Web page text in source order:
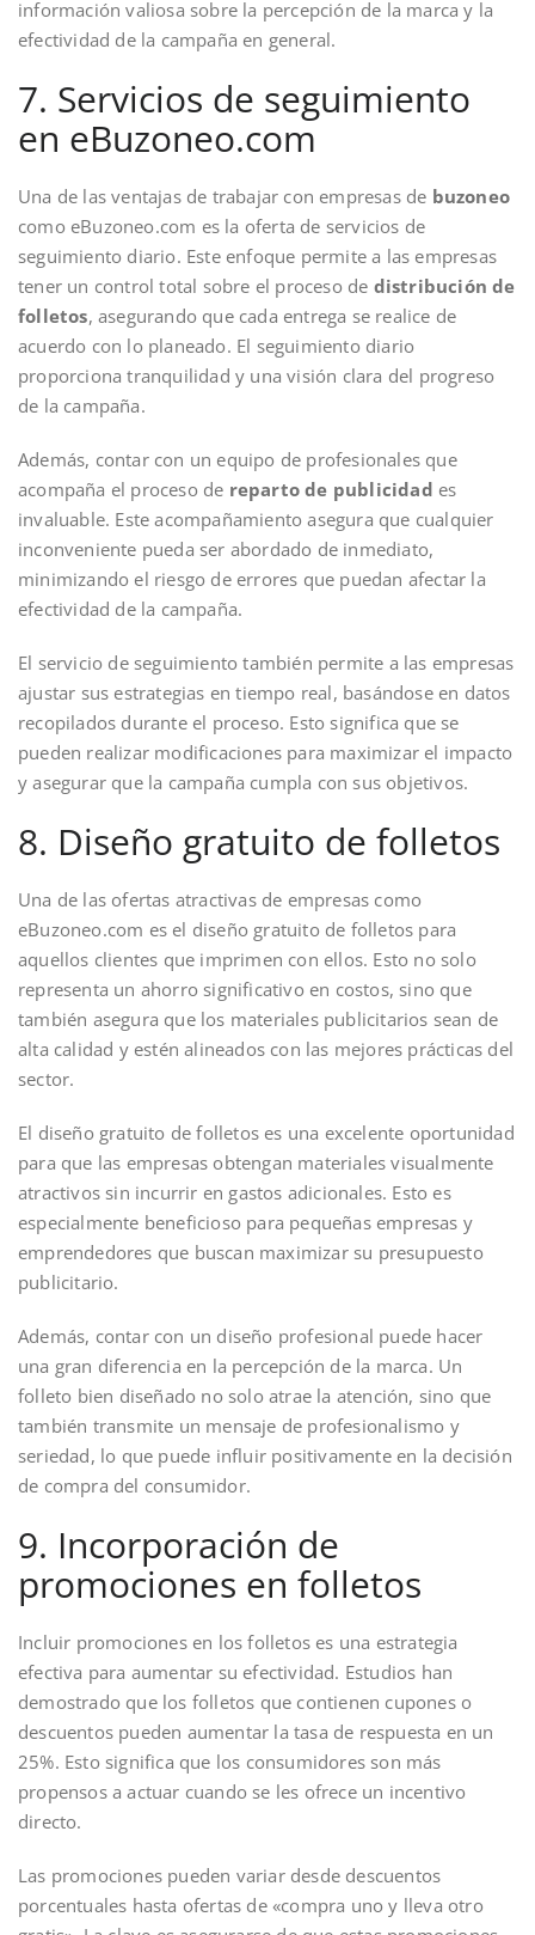
información valiosa sobre la percepción de la marca y la
efectividad de la campaña en general.
7. Servicios de seguimiento
en eBuzoneo.com
Una de las ventajas de trabajar con empresas de buzoneo
como eBuzoneo.com es la oferta de servicios de
seguimiento diario. Este enfoque permite a las empresas
tener un control total sobre el proceso de distribución de
folletos, asegurando que cada entrega se realice de
acuerdo con lo planeado. El seguimiento diario
proporciona tranquilidad y una visión clara del progreso
de la campaña.
Además, contar con un equipo de profesionales que
acompaña el proceso de reparto de publicidad es
invaluable. Este acompañamiento asegura que cualquier
inconveniente pueda ser abordado de inmediato,
minimizando el riesgo de errores que puedan afectar la
efectividad de la campaña.
El servicio de seguimiento también permite a las empresas
ajustar sus estrategias en tiempo real, basándose en datos
recopilados durante el proceso. Esto significa que se
pueden realizar modificaciones para maximizar el impacto
y asegurar que la campaña cumpla con sus objetivos.
8. Diseño gratuito de folletos
Una de las ofertas atractivas de empresas como
eBuzoneo.com es el diseño gratuito de folletos para
aquellos clientes que imprimen con ellos. Esto no solo
representa un ahorro significativo en costos, sino que
también asegura que los materiales publicitarios sean de
alta calidad y estén alineados con las mejores prácticas del
sector.
El diseño gratuito de folletos es una excelente oportunidad
para que las empresas obtengan materiales visualmente
atractivos sin incurrir en gastos adicionales. Esto es
especialmente beneficioso para pequeñas empresas y
emprendedores que buscan maximizar su presupuesto
publicitario.
Además, contar con un diseño profesional puede hacer
una gran diferencia en la percepción de la marca. Un
folleto bien diseñado no solo atrae la atención, sino que
también transmite un mensaje de profesionalismo y
seriedad, lo que puede influir positivamente en la decisión
de compra del consumidor.
9. Incorporación de
promociones en folletos
Incluir promociones en los folletos es una estrategia
efectiva para aumentar su efectividad. Estudios han
demostrado que los folletos que contienen cupones o
descuentos pueden aumentar la tasa de respuesta en un
25%. Esto significa que los consumidores son más
propensos a actuar cuando se les ofrece un incentivo
directo.
Las promociones pueden variar desde descuentos
porcentuales hasta ofertas de «compra uno y lleva otro